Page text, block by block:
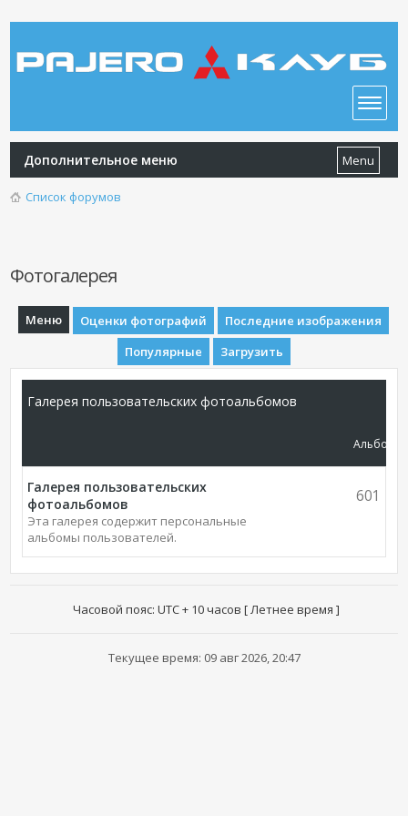
Дополнительное меню Menu
Список форумов
Фотогалерея
Меню Оценки фотографий
Последние изображения
Популярные
Загрузить
Галерея пользовательских фотоальбомов
Альбомы
Галерея пользовательских
фотоальбомов
Эта галерея содержит персональные
альбомы пользователей.
601
Часовой пояс: UTC + 10 часов [ Летнее время ]
Текущее время: 09 авг 2026, 20:47